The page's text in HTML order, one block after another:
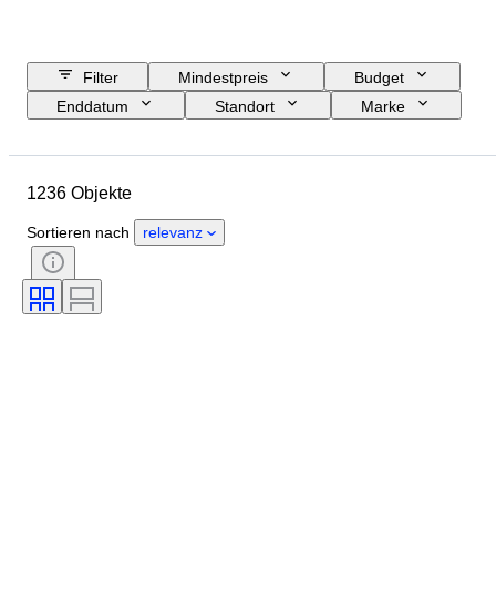
Filter Mindestpreis
Budget
Enddatum
Standort
Marke
Periode
Maßstab
Stromversorgung
Eisenbahngesellschaft
Original/Nachbau
1236 Objekte
Sortieren nach relevanz